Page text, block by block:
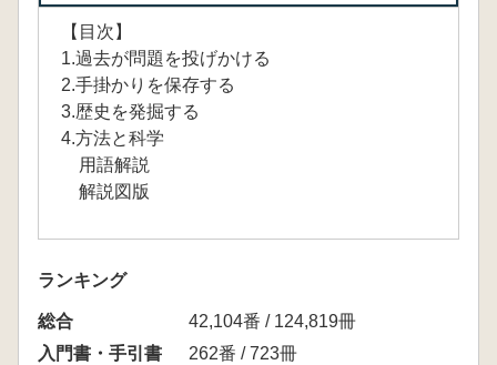
【目次】
1.過去が問題を投げかける
2.手掛かりを保存する
3.歴史を発掘する
4.方法と科学
用語解説
解説図版
ランキング
総合
42,104番 / 124,819冊
入門書・手引書
262番 / 723冊